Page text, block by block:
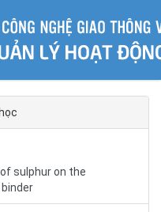
sulphur on the